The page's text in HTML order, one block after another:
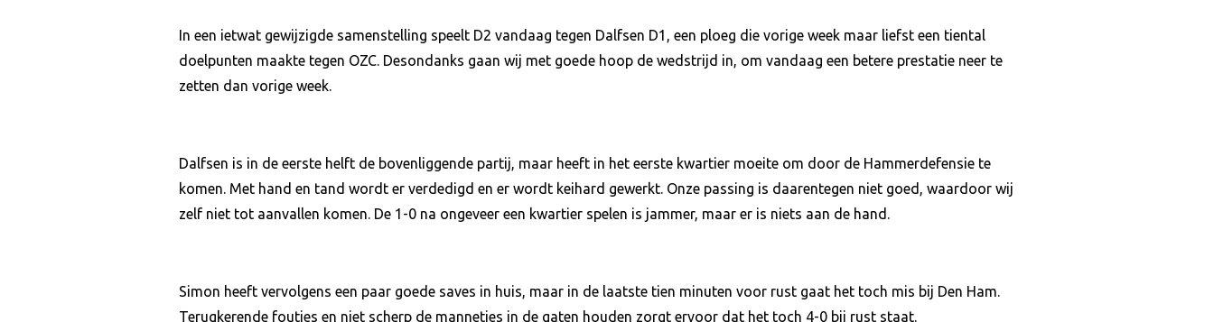
In een ietwat gewijzigde samenstelling speelt D2 vandaag tegen Dalfsen D1, een ploeg die vorige week maar liefst een tiental
doelpunten maakte tegen OZC. Desondanks gaan wij met goede hoop de wedstrijd in, om vandaag een betere prestatie neer te
zetten dan vorige week.
Dalfsen is in de eerste helft de bovenliggende partij, maar heeft in het eerste kwartier moeite om door de Hammerdefensie te
komen. Met hand en tand wordt er verdedigd en er wordt keihard gewerkt. Onze passing is daarentegen niet goed, waardoor wij
zelf niet tot aanvallen komen. De 1-0 na ongeveer een kwartier spelen is jammer, maar er is niets aan de hand.
Simon heeft vervolgens een paar goede saves in huis, maar in de laatste tien minuten voor rust gaat het toch mis bij Den Ham.
Terugkerende foutjes en niet scherp de mannetjes in de gaten houden zorgt ervoor dat het toch 4-0 bij rust staat.